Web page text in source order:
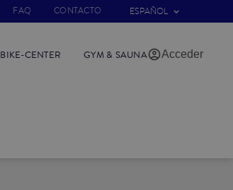
FAQ CONTACTO ESPAÑOL
BIKE-CENTER GYM & SAUNA Acceder